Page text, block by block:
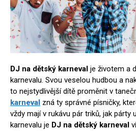
DJ na dětský karneval je životem a
karnevalu. Svou veselou hudbou a
to nejstydlivější dítě proměnit v
karneval zná ty správné písničky,
vždy mají v rukávu pár triků, jak párty
karnevalu je DJ na dětský karneval